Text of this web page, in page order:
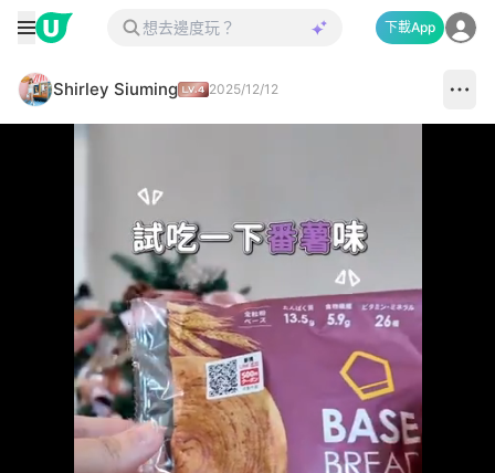
下載App
Shirley Siuming 2025/12/12